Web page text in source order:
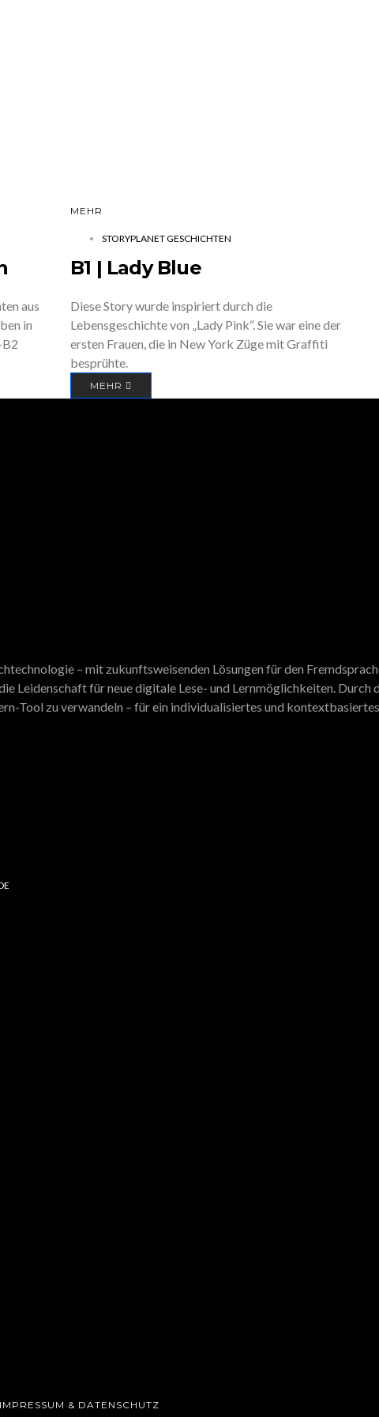
aus
in
MEHR
STORYPLANET GESCHICHTEN
B1 | Lady Blue
Diese Story wurde inspiriert durch die
Lebensgeschichte von „Lady Pink“. Sie war eine der
ersten Frauen, die in New York Züge mit Graffiti
besprühte.
MEHR
– mit zukunftsweisenden Lösungen für den
Leidenschaft für neue digitale Lese- und Lernmöglichkeiten. Durch
Tool zu verwandeln – für ein individualisiertes und
IMPRESSUM & DATENSCHUTZ